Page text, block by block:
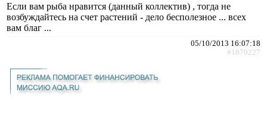
Если вам рыба нравится (данный коллектив) , тогда не
возбуждайтесь на счет растений - дело бесполезное ... всех
вам благ ...
05/10/2013 16:07:18
#1870227